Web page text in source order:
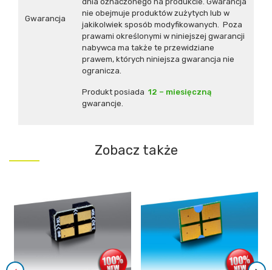
Gwarancja
nie obejmuje produktów zużytych lub w
jakikolwiek sposób modyfikowanych. Poza
prawami określonymi w niniejszej gwarancji
nabywca ma także te przewidziane
prawem, których niniejsza gwarancja nie
ogranicza.
Produkt posiada 12 – miesięczną
gwarancje.
Zobacz także